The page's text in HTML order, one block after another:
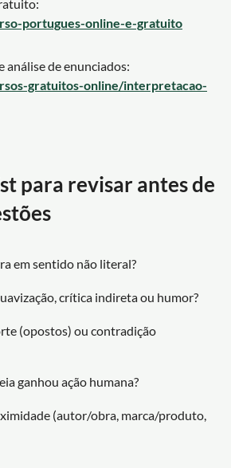
portugues-online-e-gratuito
análise de enunciados:
gratuitos-online/interpretacao-
para revisar antes de
em sentido não literal?
crítica indireta ou humor?
(opostos) ou contradição
ganhou ação humana?
(autor/obra, marca/produto,